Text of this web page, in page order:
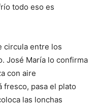
todo eso es
circula entre los
José María lo confirma
con aire
fresco, pasa el plato
las lonchas